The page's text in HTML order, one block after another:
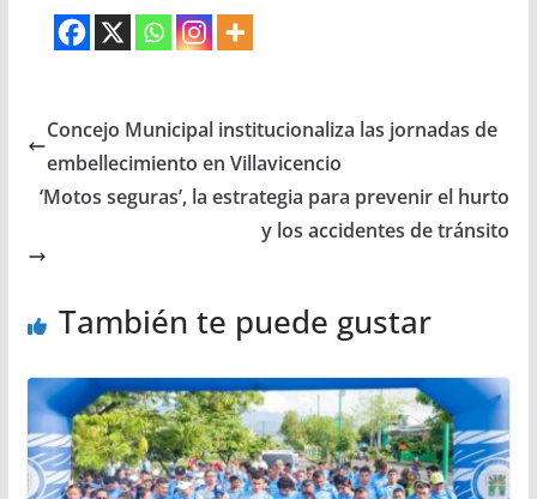
Concejo Municipal institucionaliza las jornadas de
embellecimiento en Villavicencio
‘Motos seguras’, la estrategia para prevenir el hurto
y los accidentes de tránsito
También te puede gustar